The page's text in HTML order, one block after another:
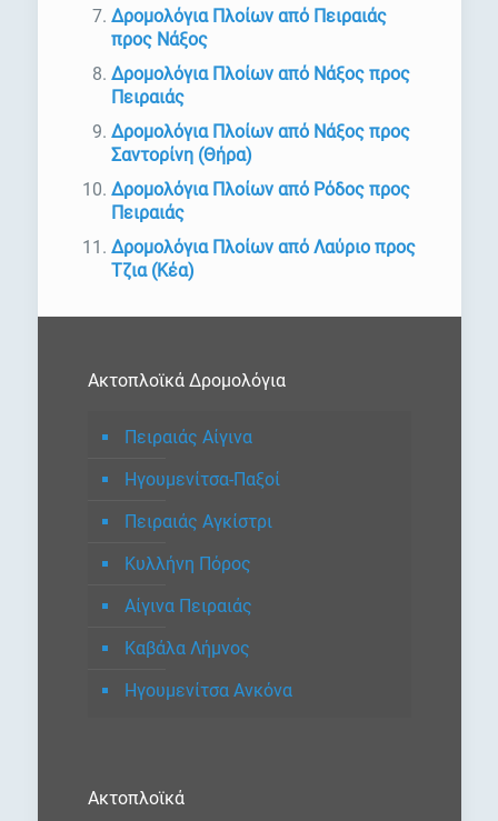
Δρομολόγια Πλοίων από Πειραιάς
προς Νάξος
Δρομολόγια Πλοίων από Νάξος προς
Πειραιάς
Δρομολόγια Πλοίων από Νάξος προς
Σαντορίνη (Θήρα)
Δρομολόγια Πλοίων από Ρόδος προς
Πειραιάς
Δρομολόγια Πλοίων από Λαύριο προς
Τζια (Κέα)
Ακτοπλοϊκά Δρομολόγια
Πειραιάς Αίγινα
Ηγουμενίτσα-Παξοί
Πειραιάς Αγκίστρι
Κυλλήνη Πόρος
Αίγινα Πειραιάς
Καβάλα Λήμνος
Ηγουμενίτσα Ανκόνα
Ακτοπλοϊκά